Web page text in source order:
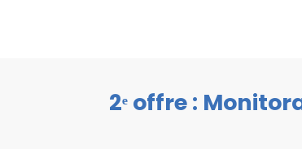
2ᵉ offre :